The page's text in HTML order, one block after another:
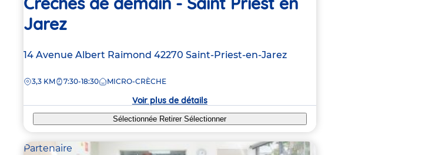
Jarez
Adresse
la
14 Avenue Albert Raimond 42270 Saint-Priest-en-Jarez
DISTANCE
3,3 KM 7:30-18:30 MICRO-CRÈCHE
Voir plus de détails
Sélectionnée RetirerSélectionner
Partenaire